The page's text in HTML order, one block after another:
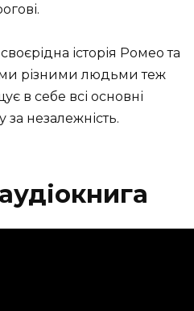
історія Ромео та
різними людьми теж
в себе всі основні
незалежність.